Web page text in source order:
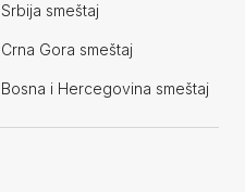
Srbija smeštaj
Crna Gora smeštaj
Bosna i Hercegovina smeštaj